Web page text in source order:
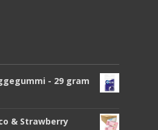
- 29 gram
& Strawberry